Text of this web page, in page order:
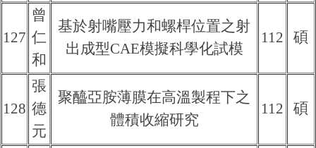
127
曾
仁
和
基於射嘴壓力和螺桿位置之射
出成型CAE模擬科學化試模
112 碩
128
張
德
元
聚醯亞胺薄膜在高溫製程下之
體積收縮研究
112 碩